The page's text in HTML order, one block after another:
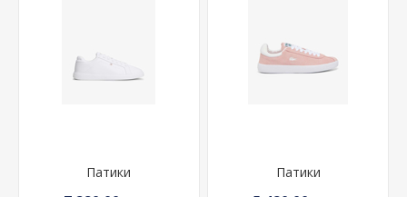
Патики Патики